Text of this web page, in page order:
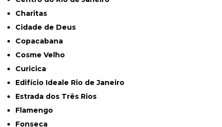
Charitas
Cidade de Deus
Copacabana
Cosme Velho
Curicica
Edifício Ideale Rio de Janeiro
Estrada dos Três Rios
Flamengo
Fonseca